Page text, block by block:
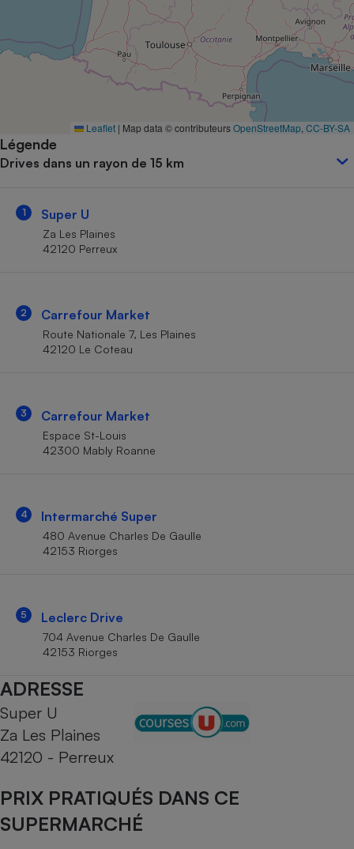
Leaflet | Map data © contributeursOpenStreetMap CC-BY-SA
Légende
Drives dans un rayon de 15 km
1 Super U
Za Les Plaines
42120 Perreux
2 Carrefour Market
Route Nationale 7, Les Plaines
42120 Le Coteau
3 Carrefour Market
Espace St-Louis
42300 Mably Roanne
4 Intermarché Super
480 Avenue Charles De Gaulle
42153 Riorges
5 Leclerc Drive
704 Avenue Charles De Gaulle
42153 Riorges
ADRESSE
Super U
Za Les Plaines
42120 - Perreux
PRIX PRATIQUÉS DANS CE
SUPERMARCHÉ
Complément
alimentaire
Assurance emprunteur
Petit électroménager -
Cafetière à expressos
Mutuelle